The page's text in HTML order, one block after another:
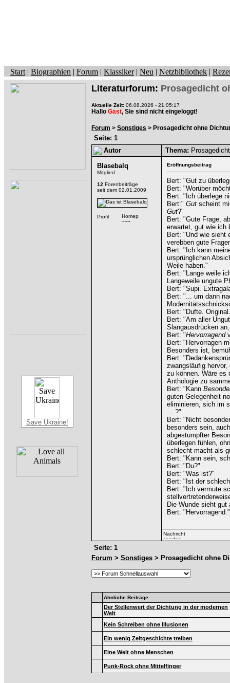
Start | Biographien | Forum | Klassiker| Neu | Netzbibliothek |
Save Ukraine!
Literaturforum: Prosagedicht
Aktuelle Zeit: 06.08.2026 - 21:05:17
Hallo Gast, Sie sind nicht eingeloggt!
Forum > Sonstiges > Prosagedicht ohne
Seite: 1
Autor
Thema:
Blasebalq
Mitglied
12 Forenbeiträge
seit dem 02.01.2009
Eröffnungsbeitrag
Bert: "Gut zu
Bert: "Worüber
Bert: "Ich überlege
Bert:" Gut scheint
Gut?"
Bert: "Gute Frage,
erwartet, gut wie ich
Bert: "Und wie sieht
verebben gute
Bert: "Ich kann
ursprünglichen
Weile haben."
Bert: "Lange weile
Langeweile ungute
Bert: "Supi.
Bert: "... um dann
Bert: "Dufte.
Bert: "Am aller
Slangausdrücken
Bert: "Hervorragend
Bert: "Hervorragen
Besonders ist,
Bert:
zwangsläufig hervor,
zu können. Wäre es
Anthologie zu
Bert: "Kann
guten Gelegenheit
eliminieren, sich im
... ?"
Bert: "Nicht
besonders sein,
abgestumpfter
überlegen fühlen,
schlecht macht als
Bert: "Kann sein,
Bert: "Du?"
Bert: "Was ist?"
Bert: "Ist der
Bert: "Ich vermute
Die Wunde sieht gut
Bert: "Hervorragend."
Seite: 1
Forum > Sonstiges > Prosagedicht ohne
Ähnliche Beiträge
Der Stellenwert der Dichtung in der modernen
Welt
Kein Schreiben ohne Illusionen
Ein wenig Zeitgeschichte treiben
Eine Welt ohne Menschen
Punk-Rock ohne Mittelfinger